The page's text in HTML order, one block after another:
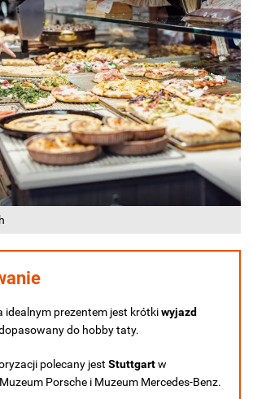
idealnym prezentem jest krótkiwyjazd
do hobby taty.
polecany jest Stuttgartw
Porsche i Muzeum Mercedes-Benz.